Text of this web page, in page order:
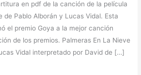
en pdf de la canción de la película
de Pablo Alborán y Lucas Vidal. Esta
el premio Goya a la mejor canción
de los premios. Palmeras En La Nieve
Vidal interpretado por David de […]